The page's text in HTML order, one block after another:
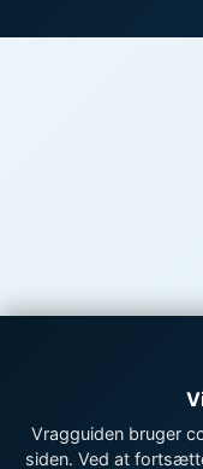
Vragguiden bruger
siden. Ved at